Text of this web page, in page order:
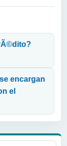
encargan
el